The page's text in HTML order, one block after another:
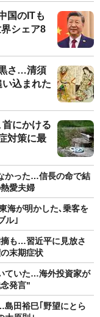
国のITも
シェア8
さ…清須
込まれた
にかける
対策に最
かった…信長の命で結
愛夫婦
海が明かした､乗客を
ル｣
も…習近平に見放さ
末期症状
ていた…海外投資家が
発言"
島田裕巳｢野望にとら